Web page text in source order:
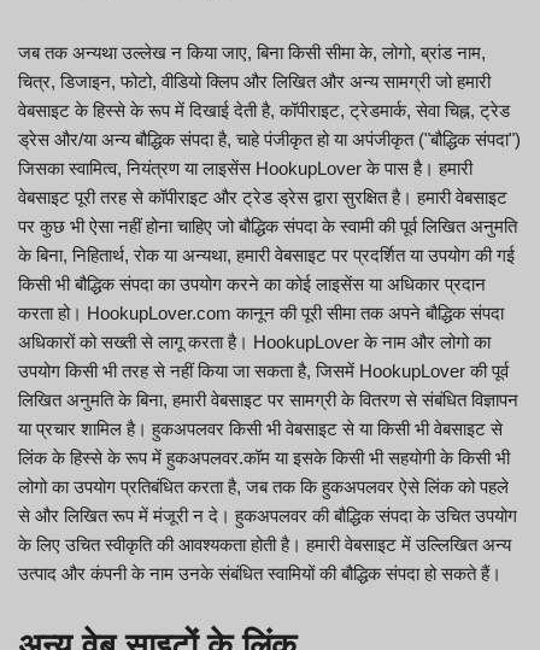
जब तक अन्यथा उल्लेख न किया जाए, बिना किसी सीमा के, लोगो, ब्रांड नाम,
चित्र, डिजाइन, फोटो, वीडियो क्लिप और लिखित और अन्य सामग्री जो हमारी
वेबसाइट के हिस्से के रूप में दिखाई देती है, कॉपीराइट, ट्रेडमार्क, सेवा चिह्न, ट्रेड
ड्रेस और/या अन्य बौद्धिक संपदा है, चाहे पंजीकृत हो या अपंजीकृत ("बौद्धिक संपदा")
जिसका स्वामित्व, नियंत्रण या लाइसेंस HookupLover के पास है। हमारी
वेबसाइट पूरी तरह से कॉपीराइट और ट्रेड ड्रेस द्वारा सुरक्षित है। हमारी वेबसाइट
पर कुछ भी ऐसा नहीं होना चाहिए जो बौद्धिक संपदा के स्वामी की पूर्व लिखित अनुमति
के बिना, निहितार्थ, रोक या अन्यथा, हमारी वेबसाइट पर प्रदर्शित या उपयोग की गई
किसी भी बौद्धिक संपदा का उपयोग करने का कोई लाइसेंस या अधिकार प्रदान
करता हो। HookupLover.com कानून की पूरी सीमा तक अपने बौद्धिक संपदा
अधिकारों को सख्ती से लागू करता है। HookupLover के नाम और लोगो का
उपयोग किसी भी तरह से नहीं किया जा सकता है, जिसमें HookupLover की पूर्व
लिखित अनुमति के बिना, हमारी वेबसाइट पर सामग्री के वितरण से संबंधित विज्ञापन
या प्रचार शामिल है। हुकअपलवर किसी भी वेबसाइट से या किसी भी वेबसाइट से
लिंक के हिस्से के रूप में हुकअपलवर.कॉम या इसके किसी भी सहयोगी के किसी भी
लोगो का उपयोग प्रतिबंधित करता है, जब तक कि हुकअपलवर ऐसे लिंक को पहले
से और लिखित रूप में मंजूरी न दे। हुकअपलवर की बौद्धिक संपदा के उचित उपयोग
के लिए उचित स्वीकृति की आवश्यकता होती है। हमारी वेबसाइट में उल्लिखित अन्य
उत्पाद और कंपनी के नाम उनके संबंधित स्वामियों की बौद्धिक संपदा हो सकते हैं।